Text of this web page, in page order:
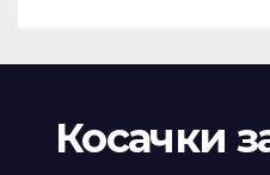
Косачки